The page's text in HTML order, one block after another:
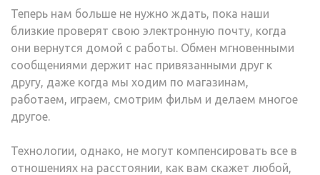
Теперь нам больше не нужно ждать, пока наши
близкие проверят свою электронную почту, когда
они вернутся домой с работы. Обмен мгновенными
сообщениями держит нас привязанными друг к
другу, даже когда мы ходим по магазинам,
работаем, играем, смотрим фильм и делаем многое
другое.
Технологии, однако, не могут компенсировать все в
отношениях на расстоянии, как вам скажет любой,